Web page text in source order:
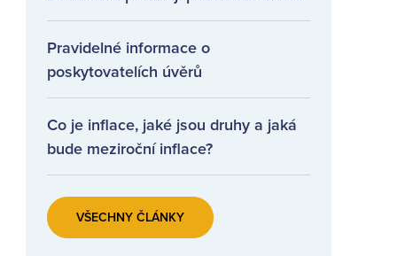
Pravidelné informace o
poskytovatelích úvěrů
Co je inflace, jaké jsou druhy a jaká
bude meziroční inflace?
VŠECHNY ČLÁNKY